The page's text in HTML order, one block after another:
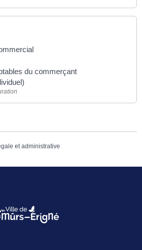
du commerçant
et administrative